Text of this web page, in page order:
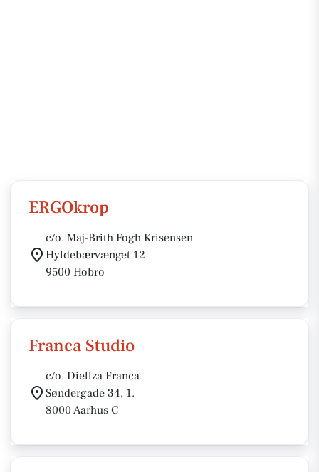
ERGOkrop
c/o. Maj-Brith Fogh Krisensen
Hyldebærvænget 12
9500 Hobro
Franca Studio
c/o. Diellza Franca
Søndergade 34, 1.
8000 Aarhus C